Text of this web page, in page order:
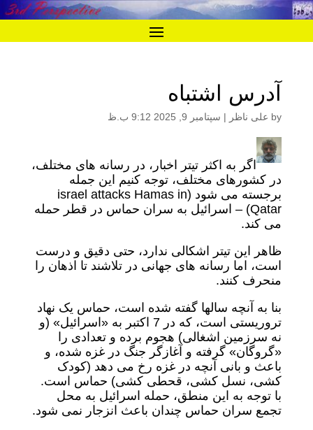
آدرس اشتباه
by علی ناظر | سپتامبر 9, 2025 9:12 ب.ظ
اگر به اکثر تیتر اخبار، در رسانه های مختلف،
در کشورهای مختلف، توجه کنیم این جمله
برجسته می شود (israel attacks Hamas in
Qatar) – اسرائیل به سران حماس در قطر حمله
می کند.
ظاهر این تیتر اشکالی ندارد، حتی دقیق و درست
است، اما رسانه های جهانی در تلاشند تا اذهان را
منحرف کنند.
بنا به آنچه سالها گفته شده است، حماس یک نهاد
تروریستی است، که در 7 اکتبر به «اسرائیل» (و
نه سرزمین اشغالی) هجوم برده و تعدادی را
«گروگان» گرفته و آغازگر جنگ در غزه شده، و
باعث و بانی آنچه در غزه رخ می دهد (کودک
کشی، نسل کشی، قحطی کشی) حماس است.
با توجه به این منطق، حمله اسرائیل به محل
تجمع سران حماس چندان باعث انزجار نمی شود.